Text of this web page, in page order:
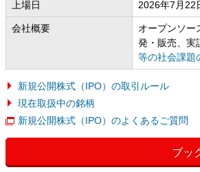
上場日 2026年7月22
会社概要
オープンソー
発・販売、実
等の社会課題
新規公開株式（IPO）の取引ルール
現在取扱中の銘柄
新規公開株式（IPO）のよくあるご質問
ブッ